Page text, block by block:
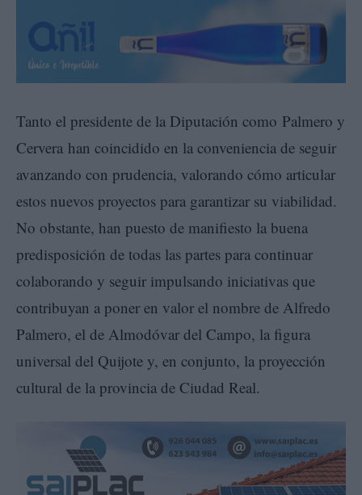
Tanto el presidente de la Diputación como Palmero y
Cervera han coincidido en la conveniencia de seguir
avanzando con prudencia, valorando cómo articular
estos nuevos proyectos para garantizar su viabilidad.
No obstante, han puesto de manifiesto la buena
predisposición de todas las partes para continuar
colaborando y seguir impulsando iniciativas que
contribuyan a poner en valor el nombre de Alfredo
Palmero, el de Almodóvar del Campo, la figura
universal del Quijote y, en conjunto, la proyección
cultural de la provincia de Ciudad Real.